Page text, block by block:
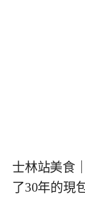
士林站美食
了30年的現